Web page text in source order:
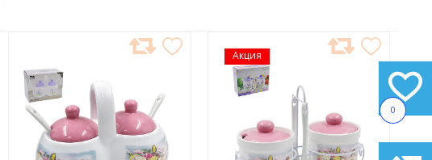
0
В
ИЗБРАННОЕ
Акция
ДОБАВИТЬ
В
ИЗБРАННОЕ